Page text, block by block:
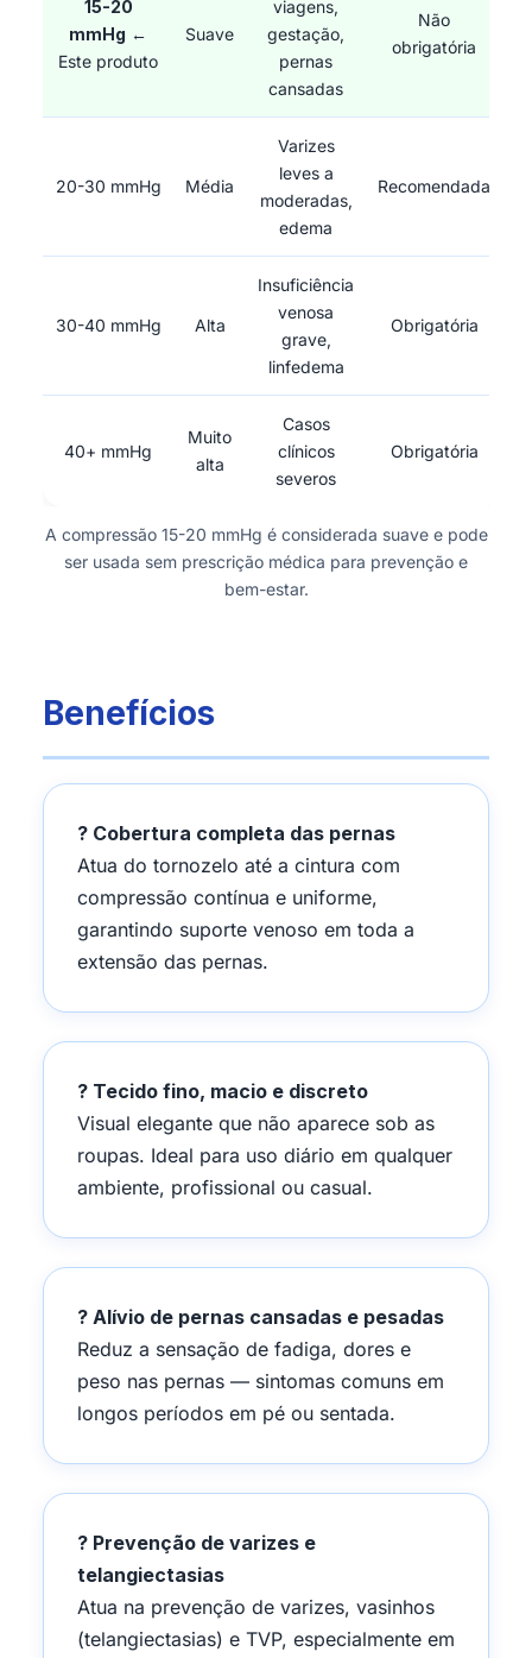
15-20
mmHg ←
Este produto
Suave
viagens,
gestação,
pernas
cansadas
Não
obrigatória
20-30 mmHg Média
Varizes
leves a
moderadas,
edema
Recomendada
30-40 mmHg Alta
Insuficiência
venosa
grave,
linfedema
Obrigatória
40+ mmHg
Muito
alta
Casos
clínicos
severos
Obrigatória
A compressão 15-20 mmHg é considerada suave e pode
ser usada sem prescrição médica para prevenção e
bem-estar.
Benefícios
? Cobertura completa das pernas
Atua do tornozelo até a cintura com
compressão contínua e uniforme,
garantindo suporte venoso em toda a
extensão das pernas.
? Tecido fino, macio e discreto
Visual elegante que não aparece sob as
roupas. Ideal para uso diário em qualquer
ambiente, profissional ou casual.
? Alívio de pernas cansadas e pesadas
Reduz a sensação de fadiga, dores e
peso nas pernas — sintomas comuns em
longos períodos em pé ou sentada.
? Prevenção de varizes e
telangiectasias
Atua na prevenção de varizes, vasinhos
(telangiectasias) e TVP, especialmente em